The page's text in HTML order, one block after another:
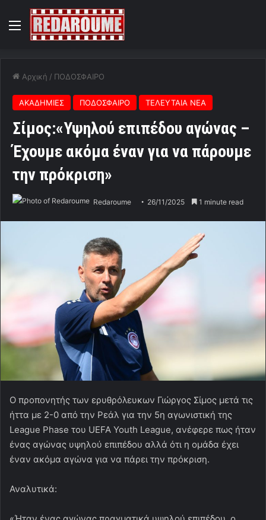
Menu
Αρχική / ΠΟΔΟΣΦΑΙΡΟ
ΑΚΑΔΗΜΙΕΣ ΠΟΔΟΣΦΑΙΡΟ ΤΕΛΕΥΤΑΙΑ ΝΕΑ
Σίμος:«Υψηλού επιπέδου αγώνας –
Έχουμε ακόμα έναν για να πάρουμε
την πρόκριση»
Redaroume 26/11/2025 1 minute read
Ο προπονητής των ερυθρόλευκων Γιώργος Σίμος μετά τις
ήττα με 2-0 από την Ρεάλ για την 5η αγωνιστική της
League Phase του UEFA Youth League, ανέφερε πως ήταν
ένας αγώνας υψηλού επιπέδου αλλά ότι η ομάδα έχει
έναν ακόμα αγώνα για να πάρει την πρόκριση.
Αναλυτικά: